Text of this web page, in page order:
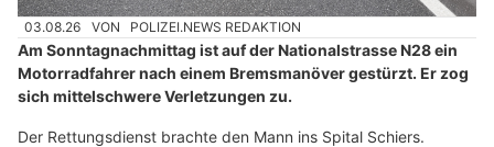
03.08.26 VON POLIZEI.NEWS REDAKTION
Am Sonntagnachmittag ist auf der Nationalstrasse N28 ein
Motorradfahrer nach einem Bremsmanöver gestürzt. Er zog
sich mittelschwere Verletzungen zu.
Der Rettungsdienst brachte den Mann ins Spital Schiers.